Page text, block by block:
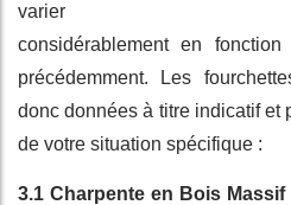
varier
considérablement en
précédemment. Les
donc données à titre indicatif et
de votre situation spécifique :
3.1 Charpente en Bois Massif